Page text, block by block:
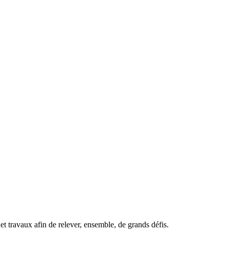
travaux afin de relever, ensemble, de grands défis.